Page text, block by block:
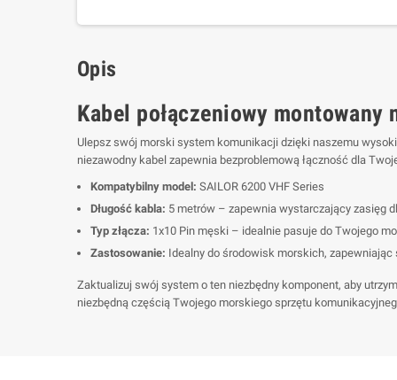
Opis
Kabel połączeniowy
Ulepsz swój morski system komunikacji dzięki naszemu
niezawodny kabel zapewnia bezproblemową łączność dla
Kompatybilny model: SAILOR 6200 VHF Series
Długość kabla: 5 metrów – zapewnia wystarczający zasięg
Typ złącza: 1x10 Pin męski – idealnie pasuje do Twojego
Zastosowanie: Idealny do środowisk morskich, zapewniając
Zaktualizuj swój system o ten niezbędny komponent, aby
niezbędną częścią Twojego morskiego sprzętu